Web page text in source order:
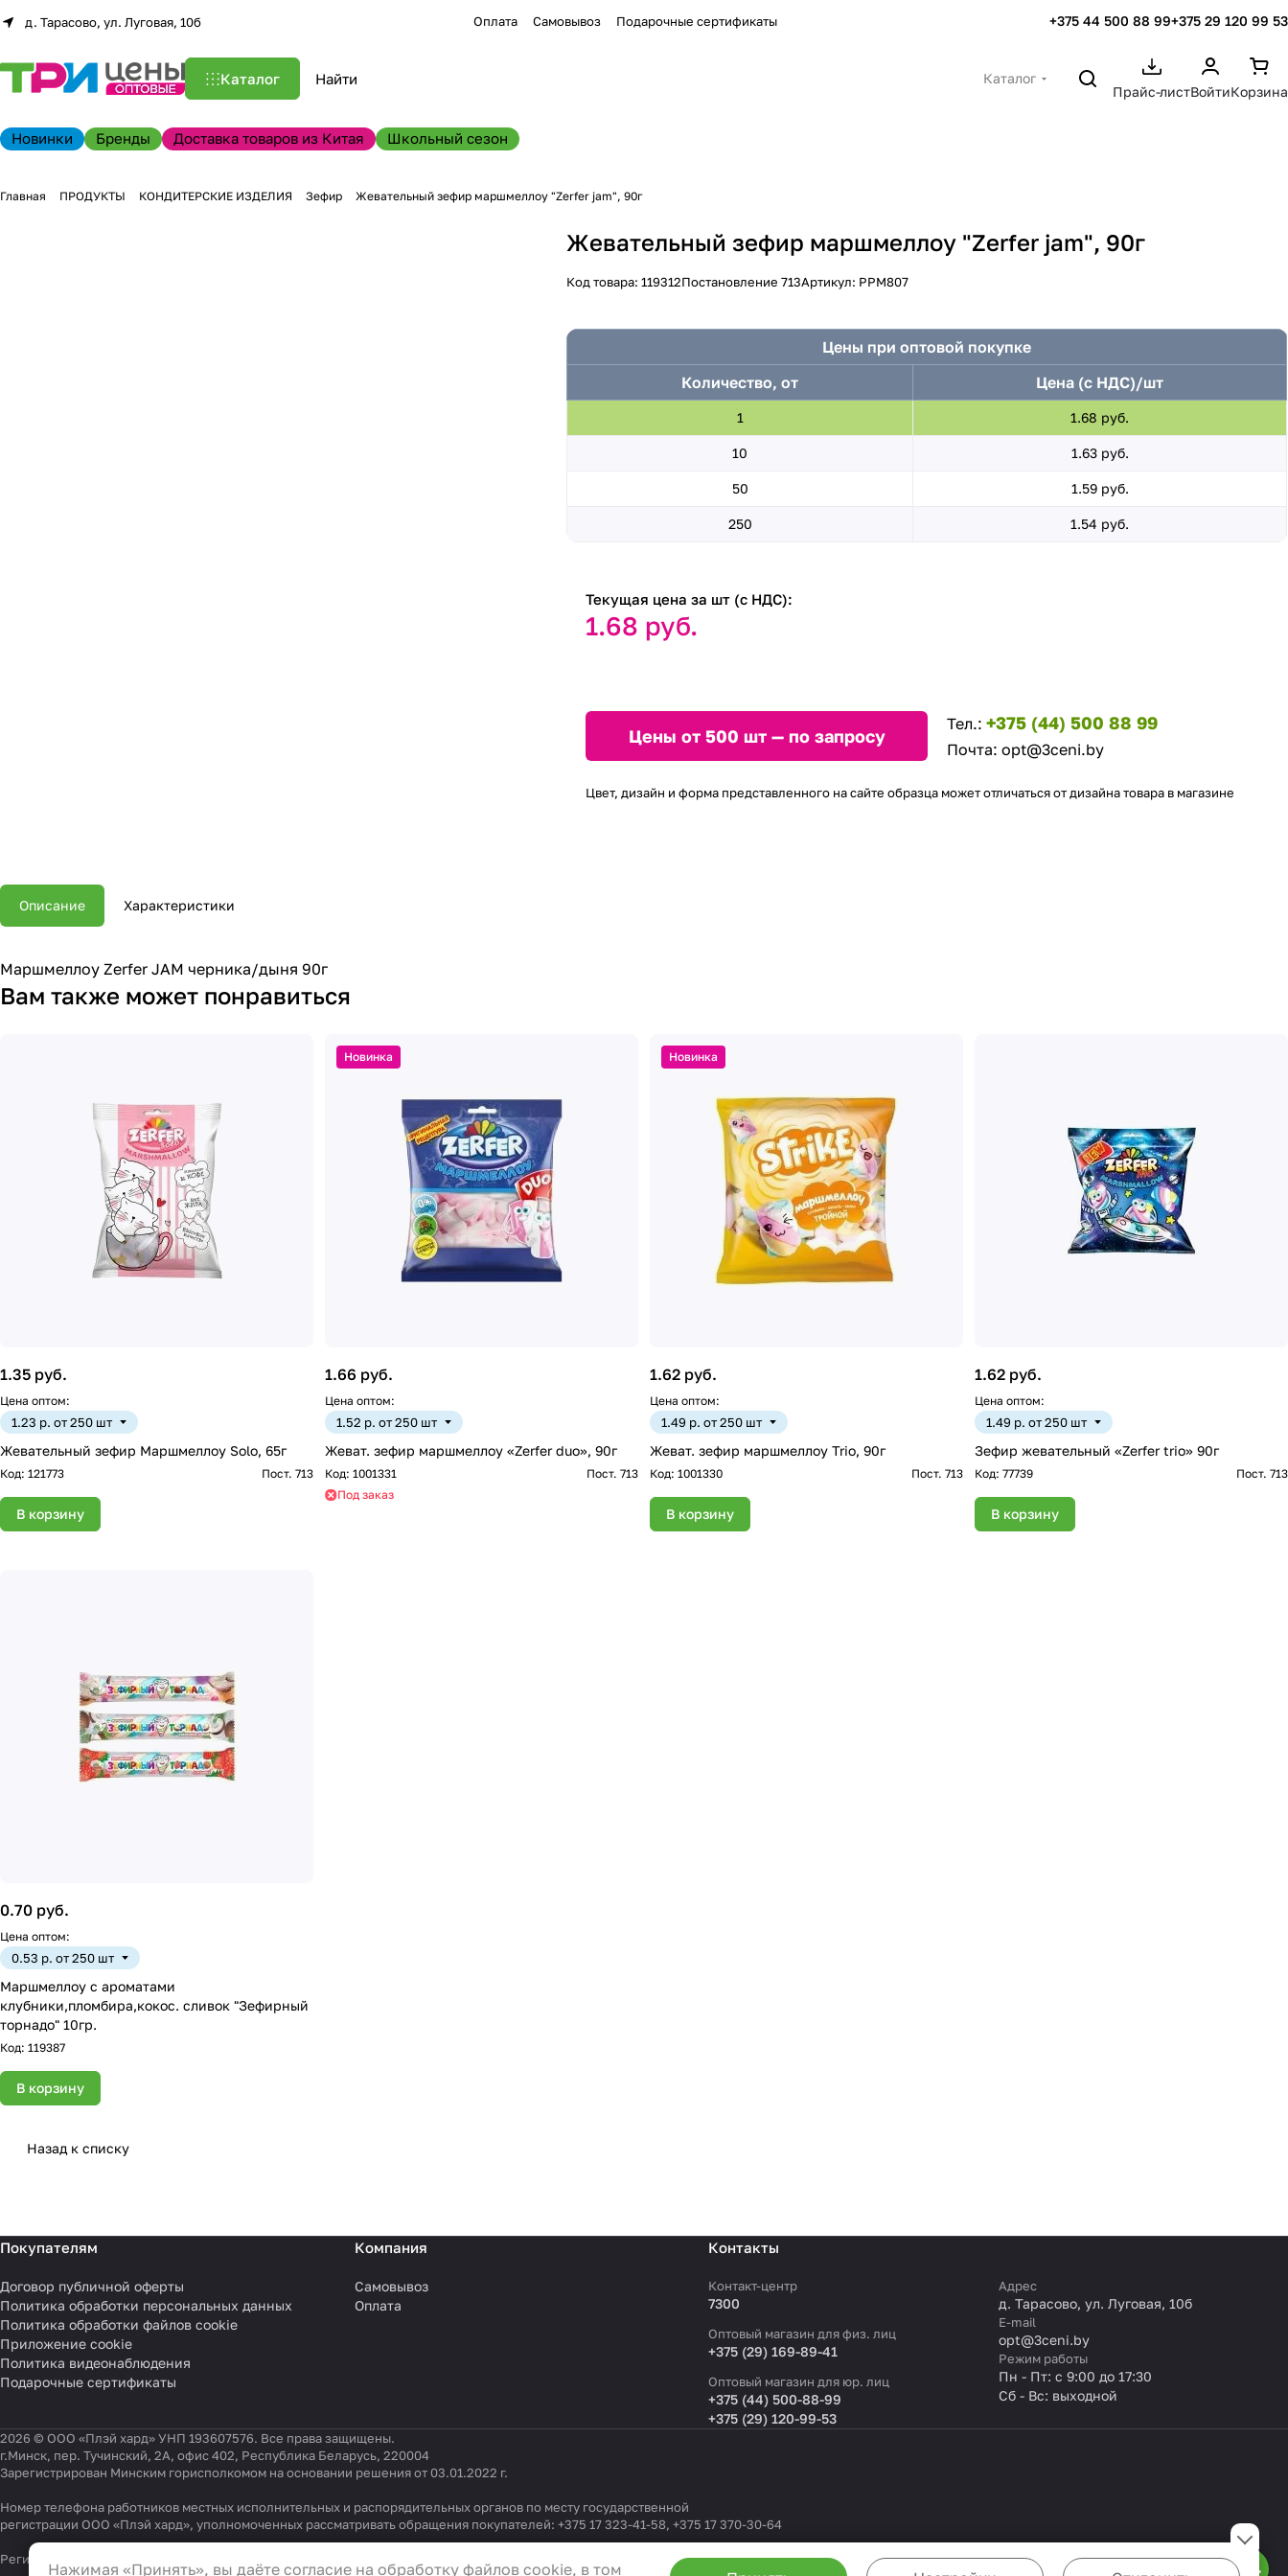
д. Тарасово, ул. Луговая, 10б Оплата Самовывоз Подарочные сертификаты +375 44 500 88 99+375 29 120 99 53
Каталог
Каталог
Прайс-листВойтиКорзина
Новинки Бренды Доставка товаров из Китая Школьный сезон
Главная ПРОДУКТЫ КОНДИТЕРСКИЕ ИЗДЕЛИЯ Зефир Жевательный зефир маршмеллоу "Zerfer jam", 90г
Жевательный зефир маршмеллоу "Zerfer jam", 90г
Код товара:119312Постановление 713Артикул: РРМ807
Цены при оптовой покупке
Количество, от
Цена (с НДС)/шт
1 1.68 руб.
10 1.63 руб.
50 1.59 руб.
250 1.54 руб.
Текущая цена за шт (с НДС):
1.68 руб.
Цены от 500 шт — по запросу
Тел.: +375 (44) 500 88 99
Почта: opt@3ceni.by
Цвет, дизайн и форма представленного на сайте образца может отличаться от дизайна товара в магазине
Описание Характеристики
Маршмеллоу Zerfer JAM черника/дыня 90г
Вам также может понравиться
1.35 руб.
Цена оптом:
1.23 р. от 250 шт
Жевательный зефир Маршмеллоу Solo, 65г
Код: 121773 Пост. 713
В корзину
Новинка
1.66 руб.
Цена оптом:
1.52 р. от 250 шт
Жеват. зефир маршмеллоу «Zerfer duo», 90г
Код: 1001331
Пост. 713
Под заказ
Новинка
1.62 руб.
Цена оптом:
1.49 р. от 250 шт
Жеват. зефир маршмеллоу Trio, 90г
Код: 1001330 Пост. 713
В корзину
1.62 руб.
Цена оптом:
1.49 р. от 250 шт
Зефир жевательный «Zerfer trio» 90г
Код: 77739 Пост. 713
В корзину
0.70 руб.
Цена оптом:
0.53 р. от 250 шт
Маршмеллоу с ароматами
клубники,пломбира,кокос. сливок "Зефирный
торнадо" 10гр.
Код: 119387
В корзину
Назад к списку
Покупателям
Договор публичной оферты
Политика обработки персональных данных
Политика обработки файлов cookie
Приложение cookie
Политика видеонаблюдения
Подарочные сертификаты
Компания
Самовывоз
Оплата
Контакты
Контакт-центр
7300
Оптовый магазин для физ. лиц
+375 (29) 169-89-41
Оптовый магазин для юр. лиц
+375 (44) 500-88-99
+375 (29) 120-99-53
Адрес
д. Тарасово, ул. Луговая, 10б
E-mail
opt@3ceni.by
Режим работы
Пн - Пт: с 9:00 до 17:30
Сб - Вс: выходной
2026 © ООО «Плэй хард» УНП 193607576. Все права защищены.
г.Минск, пер. Тучинский, 2А, офис 402, Республика Беларусь, 220004
Зарегистрирован Минским горисполкомом на основании решения от 03.01.2022 г.
Номер телефона работников местных исполнительных и распорядительных органов по месту государственной
регистрации ООО «Плэй хард», уполномоченных рассматривать обращения покупателей: +375 17 323-41-58, +375 17 370-30-64
Регистрационный номер в Торговом реестре Республики Беларусь 541404 от 19.09.2022
Нажимая «Принять», вы даёте согласие на обработку файлов cookie, в том